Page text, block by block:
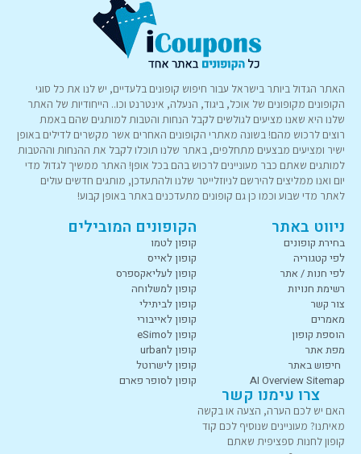
האתר הגדול ביותר בישראל עבור חיפוש קופונים בלעדיים, יש לנו את כל סוגי
הקופונים מקופונים של אוכל, ביגוד, הנעלה, אינטרנט וכו.. הייחודיות של האתר
שלנו היא שאנו מציעים לגולשים לקבל הנחות והטבות למותגים שהם באמת
רוצים לרכוש מהם! בשונה מאתרי הקופונים האחרים אשר מקשרים לדילים באופן
ישיר ומציעים מבצעים מתחלפים, באתר שלנו תוכלו לקבל את ההנחות וההטבות
למותגים שאתם כבר מעוניינים לרכוש בהם בכל אופן! האתר ממשיך לגדול מדי
יום ואנו ממליצים להירשם לניוזלייטר שלנו ולהתעדכן, מותגים חדשים עולים
לאתר מדי שבוע וכמו כן גם קופונים מתעדכנים באתר באופן קבוע!
ניווט באתר
בחירת קופונים
לפי קטגוריה
לפי חנות / אתר
רשימת חנויות
צור קשר
מאמרים
הוספת קופון
מפת אתר
חיפוש באתר
AI Overview Sitemap
הקופונים המובילים
קופון לטמו
קופון לאייס
קופון לעליאקספרס
קופון למשלוחה
קופון לביתילי
קופון לאייבורי
קופון לeSimo
קופון לurban
קופון לישרוטל
קופון לסופר פארם
צרו עימנו קשר
האם יש לכם הערה, הצעה או בקשה
מאיתנו? מעוניינים שנוסיף לכם קוד
קופון לחנות ספציפית שאתם